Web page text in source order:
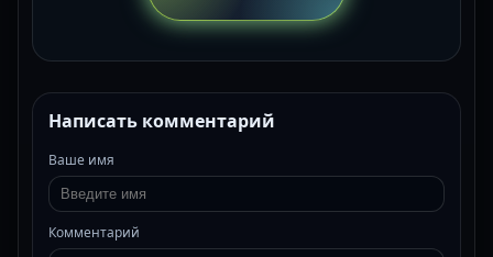
Написать комментарий
Ваше имя
Комментарий